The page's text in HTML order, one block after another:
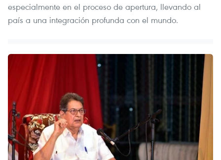
especialmente en el proceso de apertura, llevando al
país a una integración profunda con el mundo.